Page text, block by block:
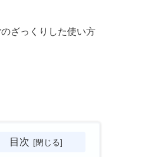
ざっくりした使い方
目次